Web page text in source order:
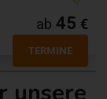
ab 45 €
TERMINE